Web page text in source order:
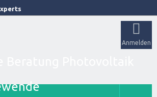
Anmelden